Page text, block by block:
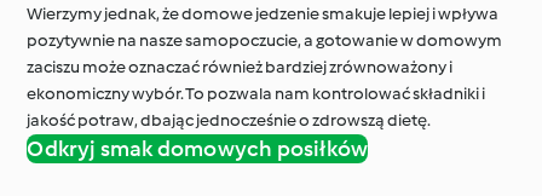
Wierzymy jednak, że domowe jedzenie smakuje lepiej i wpływa
pozytywnie na nasze samopoczucie, a gotowanie w domowym
zaciszu może oznaczać również bardziej zrównoważony i
ekonomiczny wybór. To pozwala nam kontrolować składniki i
jakość potraw, dbając jednocześnie o zdrowszą dietę.
Odkryj smak domowych posiłków